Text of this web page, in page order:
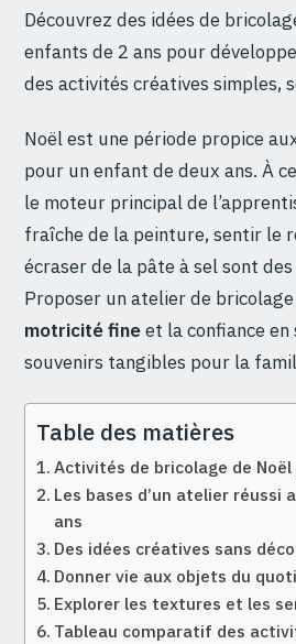
Découvrez des idées de
enfants de 2 ans pour
des activités créatives simples,
Noël est une période propice
pour un enfant de deux ans. À
le moteur principal de
fraîche de la peinture, sentir le
écraser de la pâte à sel sont
Proposer un atelier de
motricité fineet la confiance
souvenirs tangibles pour la
Table des matières
Activités de bricolage de
Les bases d’un atelier réussi
ans
Des idées créatives sans
Donner vie aux objets du
Explorer les textures et les
Tableau comparatif des